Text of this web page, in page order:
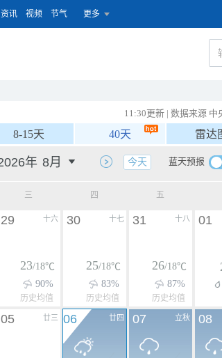
资讯 视频 节气 更多
11:30更新 | 数据来源 中
8-15天 40天 雷达
蓝天预报
今天
三 四 五
十六
29
23/18℃
90%
历史均值
十七
30
25/18℃
83%
历史均值
十八
31
26/18℃
87%
历史均值
01
廿三
05 廿四
06 立秋
07 08